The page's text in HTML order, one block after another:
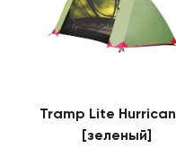
Tramp Lite
[зеленый]